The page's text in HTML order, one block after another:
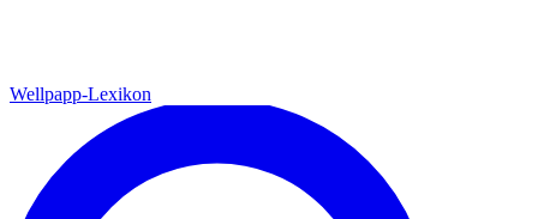
Wellpapp-Lexikon